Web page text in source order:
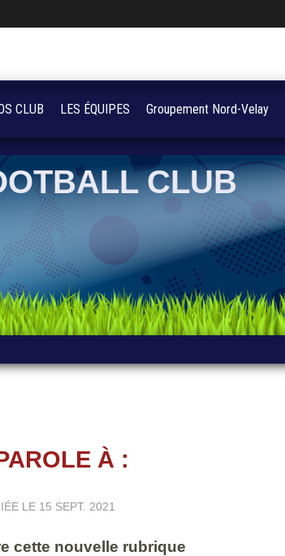
CLUB
À :
LE 15 SEPT. 2021
cette nouvelle rubrique
CLUB LES ÉQUIPES Groupement Nord-Velay